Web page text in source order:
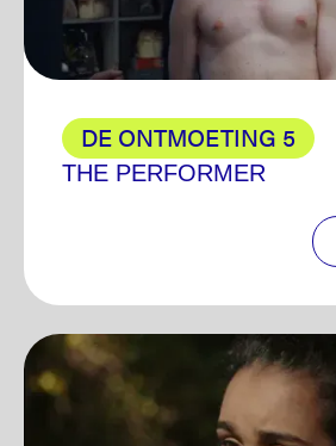
DE ONTMOETING 5
THE PERFORMER